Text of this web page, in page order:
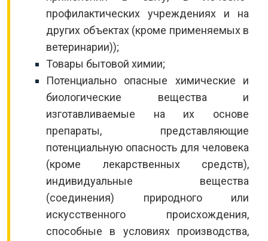
профилактических учреждениях и на
других объектах (кроме применяемых в
ветеринарии));
Товары бытовой химии;
Потенциально опасные химические и
биологические вещества и
изготавливаемые на их основе
препараты, представляющие
потенциальную опасность для человека
(кроме лекарственных средств),
индивидуальные вещества
(соединения) природного или
искусственного происхождения,
способные в условиях производства,